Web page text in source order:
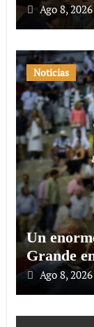
Ago 8, 2026
Noticias
Un
Grande
Ago 8, 2026